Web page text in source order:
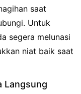
saat
Untuk
segera melunasi
niat baik saat
Langsung